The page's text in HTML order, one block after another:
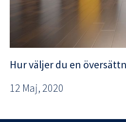
Hur väljer du en
12 Maj, 2020